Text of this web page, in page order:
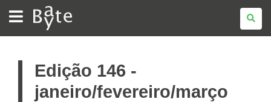
BATE
BYTE
Edição 146 -
janeiro/fevereiro/março